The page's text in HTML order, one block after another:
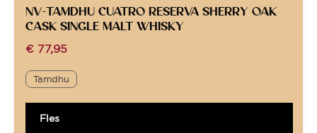
NV-TAMDHU CUATRO RESERVA SHERRY OAK
CASK SINGLE MALT WHISKY
€ 77,95
Tamdhu
Fles